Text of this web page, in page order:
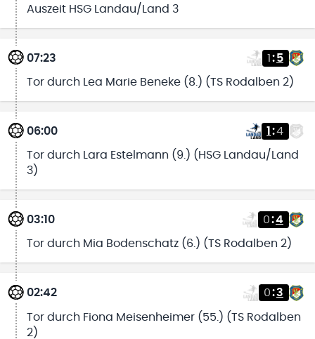
Auszeit HSG Landau/Land 3
07:23 1 :5
Tor durch Lea Marie Beneke (8.) (TS Rodalben 2)
06:00 1 :4
Tor durch Lara Estelmann (9.) (HSG Landau/Land
3)
03:10 0:4
Tor durch Mia Bodenschatz (6.) (TS Rodalben 2)
02:42 0:3
Tor durch Fiona Meisenheimer (55.) (TS Rodalben
2)